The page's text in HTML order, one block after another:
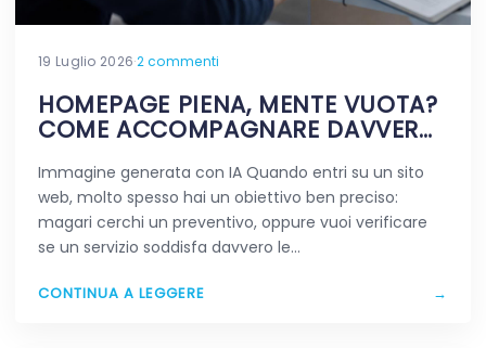
19 Luglio 2026·2 commenti
HOMEPAGE PIENA, MENTE VUOTA?
COME ACCOMPAGNARE DAVVERO
Immagine generata con IA Quando entri su un sito
web, molto spesso hai un obiettivo ben preciso:
magari cerchi un preventivo, oppure vuoi verificare
se un servizio soddisfa davvero le…
CONTINUA A LEGGERE →